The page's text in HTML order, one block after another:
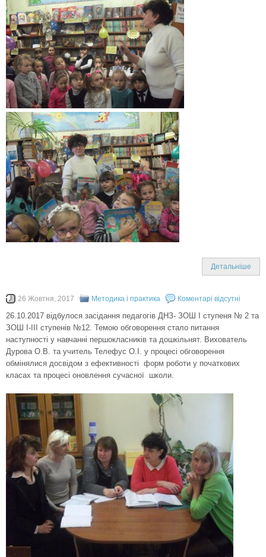
Детальніше
26 Жовтня, 2017 Методика і практика Коментарі відсутні
26.10.2017 відбулося засідання педагогів ДНЗ- ЗОШ І ступеня № 2 та
ЗОШ І-ІІІ ступенів №12. Темою обговорення стало питання
наступності у навчанні першокласників та дошкільнят. Вихователь
Дурова О.В. та учитель Телефус О.І. у процесі обговорення
обмінялися досвідом з ефективності форм роботи у початкових
класах та процесі оновлення сучасної школи.